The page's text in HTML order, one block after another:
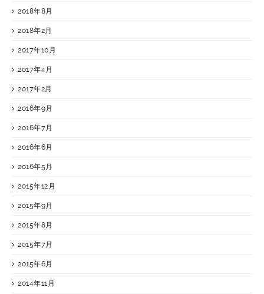
2018年8月
2018年2月
2017年10月
2017年4月
2017年2月
2016年9月
2016年7月
2016年6月
2016年5月
2015年12月
2015年9月
2015年8月
2015年7月
2015年6月
2014年11月